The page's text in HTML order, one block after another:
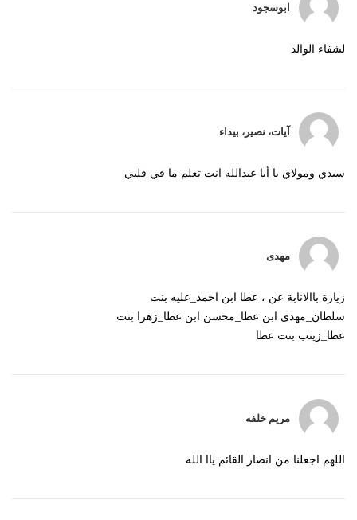
ابوسجود
لشفاء الوالد
آيات، نصير، بيداء
سيدي ومولاي يا أبا عبدالله انت تعلم ما في قلبي
مهدی
زیارة باالانابة عن ، عطا ابن احمد_علیه بنت
سلطان_مهدی ابن عطا_محسن ابن عطا_زهرا بنت
عطا_زینب بنت عطا
مريم خلفه
اللهم اجعلنا من انصار القائم ياا الله